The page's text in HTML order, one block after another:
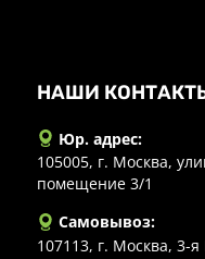
НАШИ
Юр. адрес:
105005, г. Москва,
помещение 3/1
Самовывоз:
107113, г. Москва, 3-